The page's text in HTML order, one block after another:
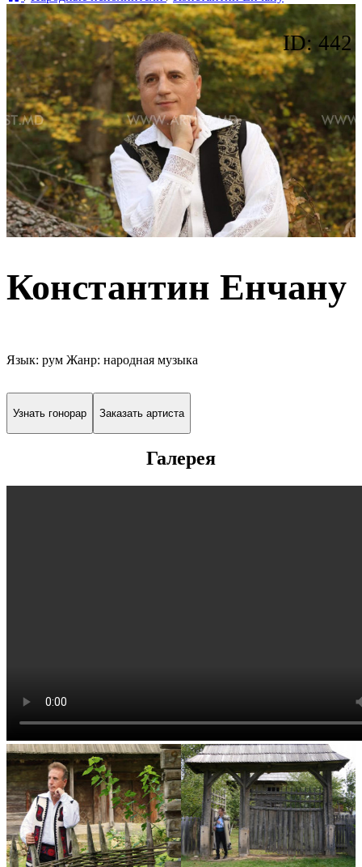
ID: 442
Константин Енчану
Язык: рум Жанр: народная музыка
Узнать гонорар Заказать артиста
Галерея